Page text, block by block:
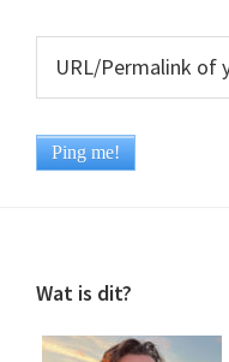
Footer
Wat is dit?